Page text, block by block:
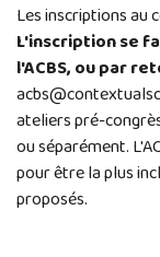
Les inscriptions au
L'inscription se
l'ACBS, ou par
ateliers pré-
ou séparément.
pour être la plus
proposés.